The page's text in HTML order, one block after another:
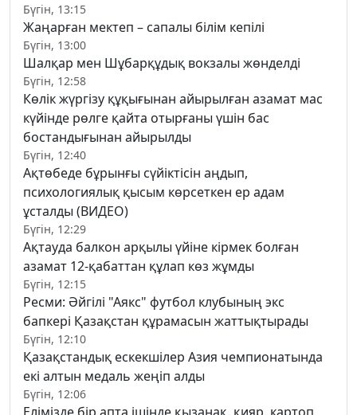
Бүгін, 13:15
Жаңарған мектеп – сапалы білім кепілі
Бүгін, 13:00
Шалқар мен Шұбарқұдық вокзалы жөнделді
Бүгін, 12:58
Көлік жүргізу құқығынан айырылған азамат мас
күйінде рөлге қайта отырғаны үшін бас
бостандығынан айырылды
Бүгін, 12:40
Ақтөбеде бұрынғы сүйіктісін аңдып,
психологиялық қысым көрсеткен ер адам
ұсталды (ВИДЕО)
Бүгін, 12:29
Ақтауда балкон арқылы үйіне кірмек болған
азамат 12-қабаттан құлап көз жұмды
Бүгін, 12:15
Ресми: Әйгілі "Аякс" футбол клубының экс
бапкері Қазақстан құрамасын жаттықтырады
Бүгін, 12:10
Қазақстандық ескекшілер Азия чемпионатында
екі алтын медаль жеңіп алды
Бүгін, 12:06